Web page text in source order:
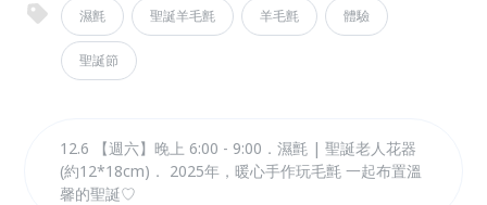
濕氈 聖誕羊毛氈 羊毛氈 體驗
聖誕節
12.6 【週六】晚上 6:00 - 9:00．濕氈 | 聖誕老人花器
(約12*18cm)． 2025年，暖心手作玩毛氈 一起布置溫
馨的聖誕♡